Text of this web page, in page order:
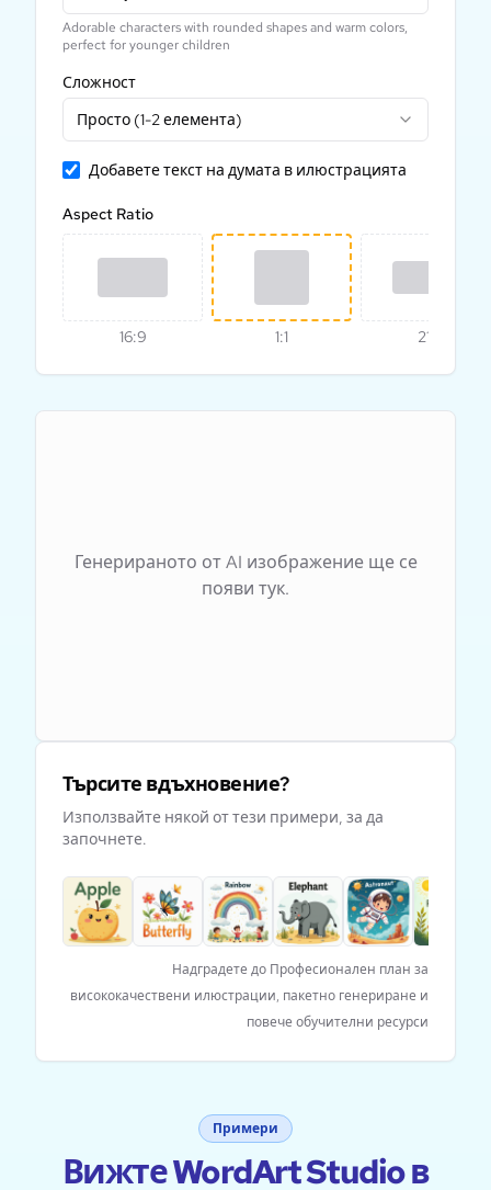
Adorable characters with rounded shapes and warm colors,
perfect for younger children
Сложност
Просто (1-2 елемента)
Добавете текст на думата в илюстрацията
Aspect Ratio
16:9 1:1 21:9
Генерираното от AI изображение ще се
появи тук.
Търсите вдъхновение?
Използвайте някой от тези примери, за да
започнете.
Надградете до Професионален план за
висококачествени илюстрации, пакетно генериране и
повече обучителни ресурси
Примери
Вижте WordArt Studio в